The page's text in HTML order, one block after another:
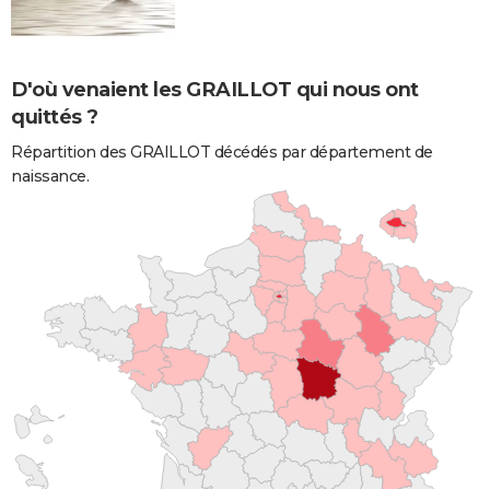
D'où venaient les GRAILLOT qui nous ont
quittés ?
Répartition des GRAILLOT décédés par département de
naissance.